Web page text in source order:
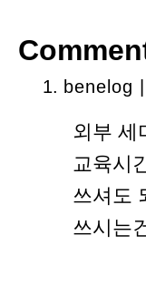
benelog
외부 세
교육시
쓰셔도
쓰시는